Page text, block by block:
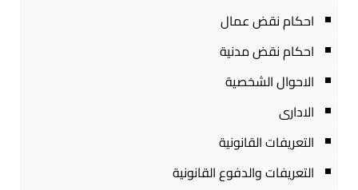
احكام نقض عمال
احكام نقض مدنية
الاحوال الشخصية
الادارى
التعريفات القانونية
التعريفات والدفوع القانونية